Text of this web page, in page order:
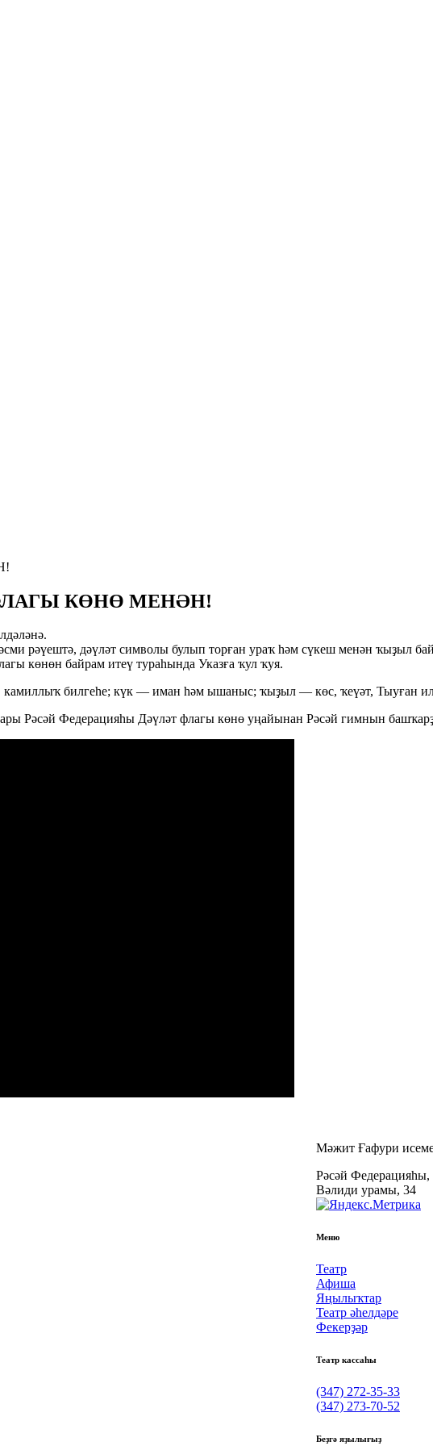
КӨНӨ МЕНӘН!
рәүештә, дәүләт символы булып торған ураҡ һәм сүкеш менән ҡыҙыл
көнөн байрам итеү тураһында Указға ҡул ҡуя.
билгеһе; күк — иман һәм ышаныс; ҡыҙыл — көс, ҡеүәт, Тыуған ил
Рәсәй Федерацияһы Дәүләт флагы көнө уңайынан Рәсәй гимнын
Мәжит Ғафури
Рәсәй
Вәлиди урамы, 34
Меню
Театр
Афиша
Яңылыҡтар
Театр әһелдәре
Фекерҙәр
Театр кассаһы
(347) 272-35-33
(347) 273-70-52
Беҙгә яҙылығыҙ